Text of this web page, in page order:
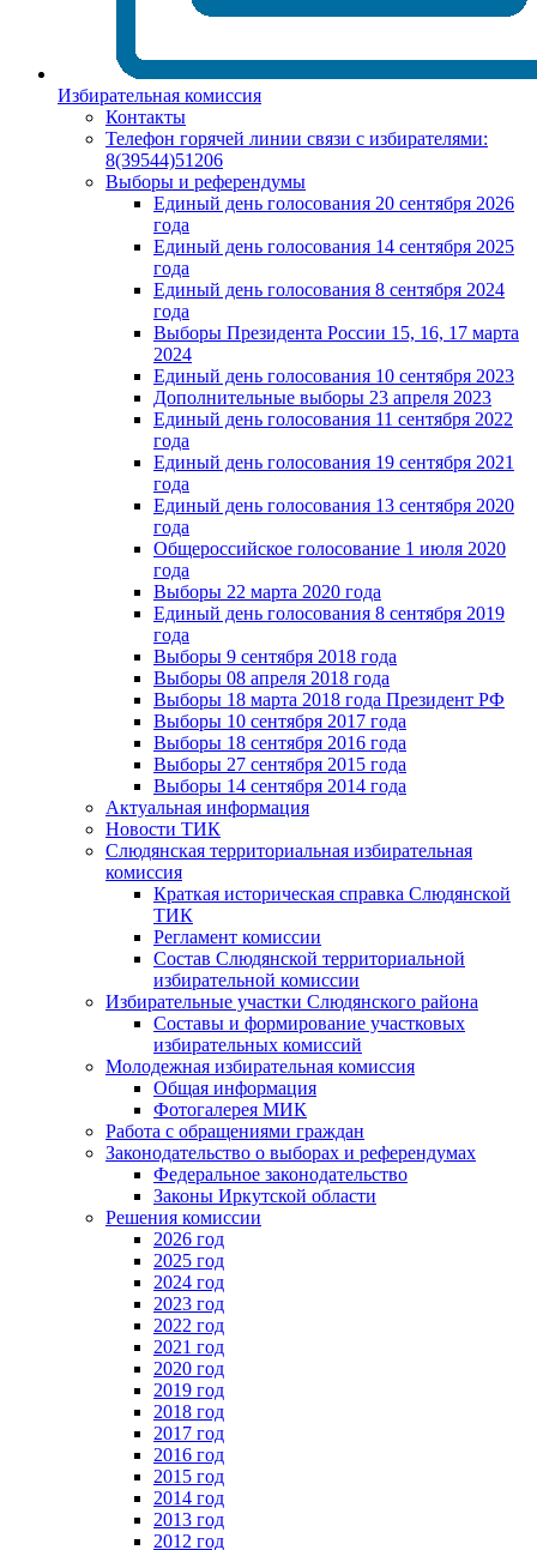
Избирательная комиссия
Контакты
Телефон горячей линии связи с избирателями:
8(39544)51206
Выборы и референдумы
Единый день голосования 20 сентября 2026
года
Единый день голосования 14 сентября 2025
года
Единый день голосования 8 сентября 2024
года
Выборы Президента России 15, 16, 17 марта
2024
Единый день голосования 10 сентября 2023
Дополнительные выборы 23 апреля 2023
Единый день голосования 11 сентября 2022
года
Единый день голосования 19 сентября 2021
года
Единый день голосования 13 сентября 2020
года
Общероссийское голосование 1 июля 2020
года
Выборы 22 марта 2020 года
Единый день голосования 8 сентября 2019
года
Выборы 9 сентября 2018 года
Выборы 08 апреля 2018 года
Выборы 18 марта 2018 года Президент РФ
Выборы 10 сентября 2017 года
Выборы 18 сентября 2016 года
Выборы 27 сентября 2015 года
Выборы 14 сентября 2014 года
Актуальная информация
Новости ТИК
Слюдянская территориальная избирательная
комиссия
Краткая историческая справка Слюдянской
ТИК
Регламент комиссии
Состав Слюдянской территориальной
избирательной комиссии
Избирательные участки Слюдянского района
Составы и формирование участковых
избирательных комиссий
Молодежная избирательная комиссия
Общая информация
Фотогалерея МИК
Работа с обращениями граждан
Законодательство о выборах и референдумах
Федеральное законодательство
Законы Иркутской области
Решения комиссии
2026 год
2025 год
2024 год
2023 год
2022 год
2021 год
2020 год
2019 год
2018 год
2017 год
2016 год
2015 год
2014 год
2013 год
2012 год